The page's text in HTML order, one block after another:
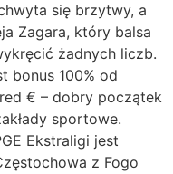
się brzytwy, a
Zagara, który balsa
żadnych liczb.
bonus 100% od
€ – dobry początek
sportowe.
Ekstraligi jest
z Fogo